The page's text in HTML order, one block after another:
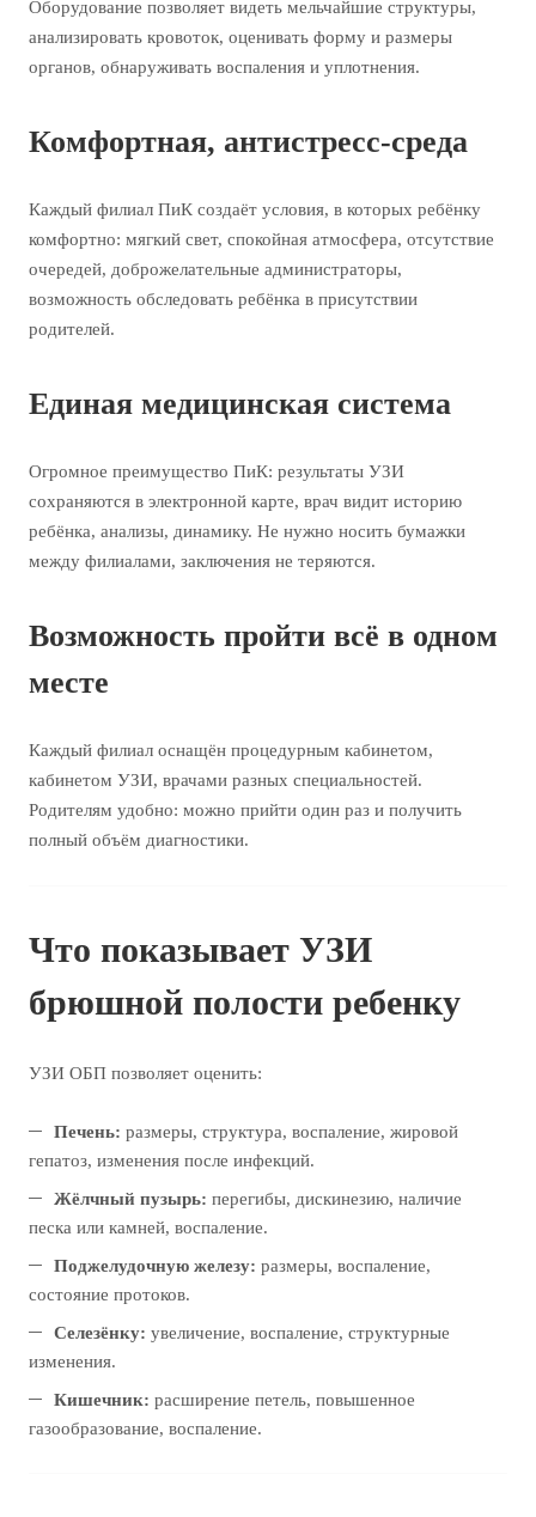
Оборудование позволяет видеть мельчайшие структуры,
анализировать кровоток, оценивать форму и размеры
органов, обнаруживать воспаления и уплотнения.
Комфортная, антистресс-среда
Каждый филиал ПиК создаёт условия, в которых ребёнку
комфортно: мягкий свет, спокойная атмосфера, отсутствие
очередей, доброжелательные администраторы,
возможность обследовать ребёнка в присутствии
родителей.
Единая медицинская система
Огромное преимущество ПиК: результаты УЗИ
сохраняются в электронной карте, врач видит историю
ребёнка, анализы, динамику. Не нужно носить бумажки
между филиалами, заключения не теряются.
Возможность пройти всё в одном
месте
Каждый филиал оснащён процедурным кабинетом,
кабинетом УЗИ, врачами разных специальностей.
Родителям удобно: можно прийти один раз и получить
полный объём диагностики.
Что показывает УЗИ
брюшной полости ребенку
УЗИ ОБП позволяет оценить:
Печень: размеры, структура, воспаление, жировой
гепатоз, изменения после инфекций.
Жёлчный пузырь: перегибы, дискинезию, наличие
песка или камней, воспаление.
Поджелудочную железу: размеры, воспаление,
состояние протоков.
Селезёнку: увеличение, воспаление, структурные
изменения.
Кишечник: расширение петель, повышенное
газообразование, воспаление.